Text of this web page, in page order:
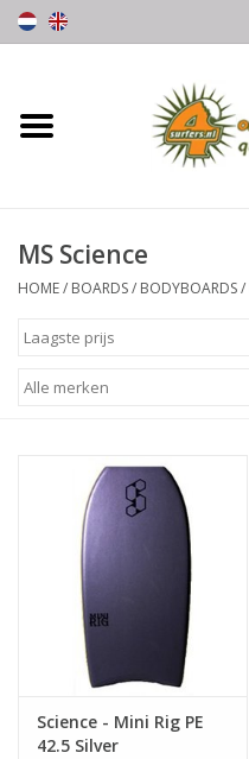
Home
Wetsuits
Fins
Lycra's & UV protection
Accessories
Men
MS Science
HOME/ BOARDS/ BODYBOARDS/
Science - Mini Rig PE
42.5 Silver